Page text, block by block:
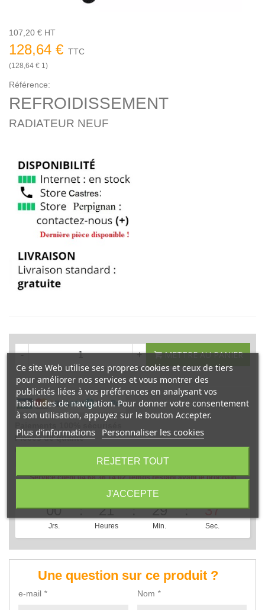
107,20 € HT
128,64 € TTC
(128,64 € 1)
Référence:
REFROIDISSEMENT
RADIATEUR NEUF
- + METTRE AU PANIER
Pièces de qualité
Service client 04 68 36 14 02 Temps restant avant le prochain
départ :
00
Jrs.
21
Heures
29
Min.
37
Sec.
Une question sur ce produit ?
e-mail * Nom *
Ce site Web utilise ses propres cookies et ceux de tiers
pour améliorer nos services et vous montrer des
publicités liées à vos préférences en analysant vos
habitudes de navigation. Pour donner votre consentement
à son utilisation, appuyez sur le bouton Accepter.
Plus d'informations Personnaliser les cookies
REJETER TOUT
J'ACCEPTE